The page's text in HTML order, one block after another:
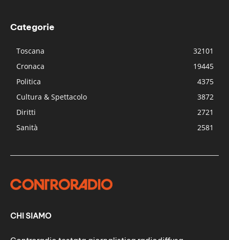
Categorie
Toscana
32101
Cronaca
19445
Politica
4375
Cultura & Spettacolo
3872
Diritti
2721
Sanità
2581
CHI SIAMO